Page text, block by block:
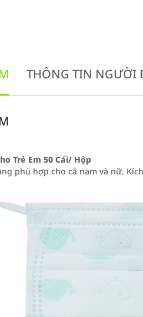
THÔNG TIN NGƯỜI
Trẻ Em 50 Cái/ Hộp
phù hợp cho cả nam và nữ.